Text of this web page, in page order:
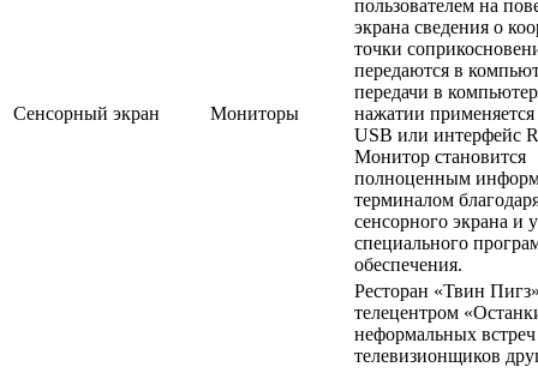
Сенсорный экран Мониторы
пользователем на
экрана сведения о
точки
передаются в
передачи в
нажатии
USB или интерфейс
Монитор становится
полноценным
терминалом
сенсорного экрана и
специального
обеспечения.
Ресторан «Твин
телецентром
неформальных встреч
телевизионщиков